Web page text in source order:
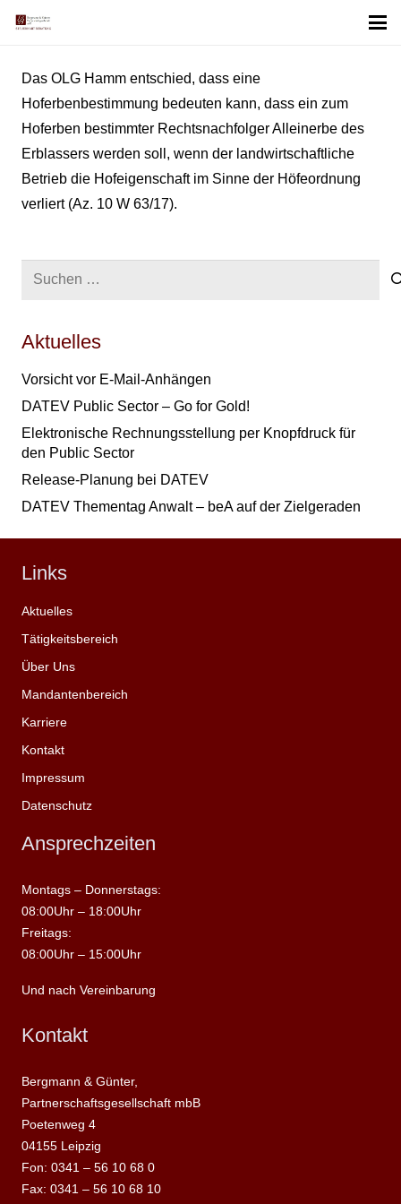
Das OLG Hamm entschied, dass eine
Hoferbenbestimmung bedeuten kann, dass ein zum
Hoferben bestimmter Rechtsnachfolger Alleinerbe des
Erblassers werden soll, wenn der landwirtschaftliche
Betrieb die Hofeigenschaft im Sinne der Höfeordnung
verliert (Az. 10 W 63/17).
Suchen
Aktuelles
Vorsicht vor E-Mail-Anhängen
DATEV Public Sector – Go for Gold!
Elektronische Rechnungsstellung per Knopfdruck für
den Public Sector
Release-Planung bei DATEV
DATEV Thementag Anwalt – beA auf der Zielgeraden
Links
Aktuelles
Tätigkeitsbereich
Über Uns
Mandantenbereich
Karriere
Kontakt
Impressum
Datenschutz
Ansprechzeiten
Montags – Donnerstags:
08:00Uhr – 18:00Uhr
Freitags:
08:00Uhr – 15:00Uhr
Und nach Vereinbarung
Kontakt
Bergmann & Günter,
Partnerschaftsgesellschaft mbB
Poetenweg 4
04155 Leipzig
Fon: 0341 – 56 10 68 0
Fax: 0341 – 56 10 68 10